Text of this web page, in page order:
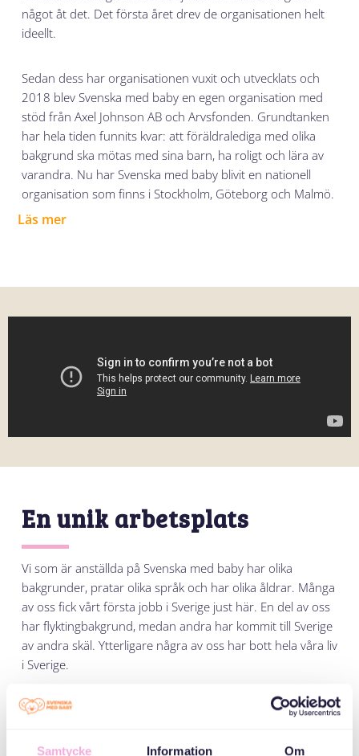
Samtycke Information Om
något åt det. Det första året drev de organisationen helt
ideellt.
Sedan dess har organisationen vuxit och utvecklats och
2018 blev Svenska med baby en egen organisation med
stöd från Axel Johnson AB och Arvsfonden. Grundtanken
har hela tiden funnits kvar: att föräldralediga med olika
bakgrund ska mötas med sina barn, ha roligt och lära av
varandra. Nu har Svenska med baby blivit en nationell
organisation som finns i Stockholm, Göteborg och Malmö.
Läs mer
En unik arbetsplats
Vi som är anställda på Svenska med baby har olika
bakgrunder, pratar olika språk och har olika åldrar. Många
av oss fick vårt första jobb i Sverige just här. En del av oss
har flyktingbakgrund, medan andra har kommit till Sverige
av andra skäl. Ytterligare några av oss har bott hela våra liv
i Sverige.
Vi önskar att fler organisationer och företag kunde se alla
med språkkunskaper. Vi på Svenska med baby talar